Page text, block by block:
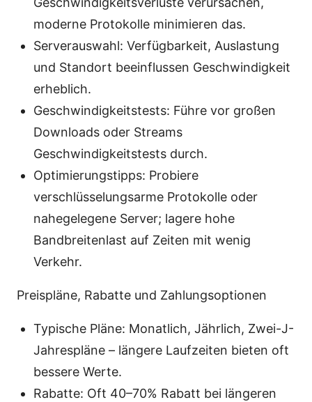
moderne Protokolle minimieren das.
Serverauswahl: Verfügbarkeit, Auslastung
und Standort beeinflussen Geschwindigkeit
erheblich.
Geschwindigkeitstests: Führe vor großen
Downloads oder Streams
Geschwindigkeitstests durch.
Optimierungstipps: Probiere
verschlüsselungsarme Protokolle oder
nahegelegene Server; lagere hohe
Bandbreitenlast auf Zeiten mit wenig
Verkehr.
Preispläne, Rabatte und Zahlungsoptionen
Typische Pläne: Monatlich, Jährlich, Zwei-J-
Jahrespläne – längere Laufzeiten bieten oft
bessere Werte.
Rabatte: Oft 40–70% Rabatt bei längeren